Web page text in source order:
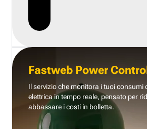
Fastweb Power
Il servizio che monitora i tuoi consumi
elettrica in tempo reale, pensato per
abbassare i costi in bolletta.